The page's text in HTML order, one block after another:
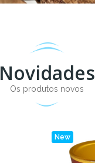
Novidades
Os produtos novos
New